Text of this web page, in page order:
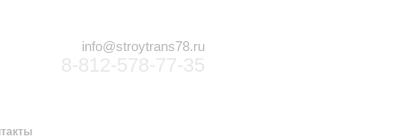
info@stroytrans78.ru